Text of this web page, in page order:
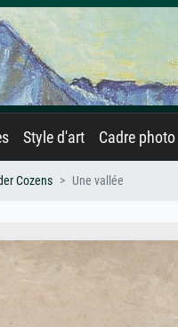
Style d'art Cadre photo
Cozens Une vallée